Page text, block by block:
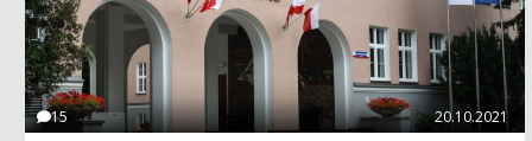
15 20.10.2021